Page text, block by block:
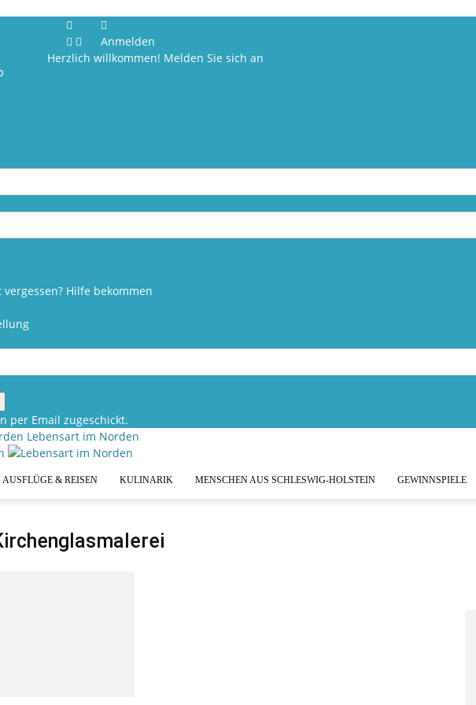
Anmelden
Herzlich willkommen! Melden Sie sich an
Hilfe bekommen
per Email zugeschickt.
Lebensart im Norden
AUSFLÜGE & REISEN KULINARIK MENSCHEN AUS SCHLESWIG-HOLSTEIN GEWINNSPIELE